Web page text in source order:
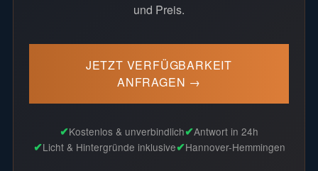
und Preis.
JETZT VERFÜGBARKEIT
ANFRAGEN →
✔Kostenlos & unverbindlich✔Antwort in 24h
✔Licht & Hintergründe inklusive✔Hannover-Hemmingen